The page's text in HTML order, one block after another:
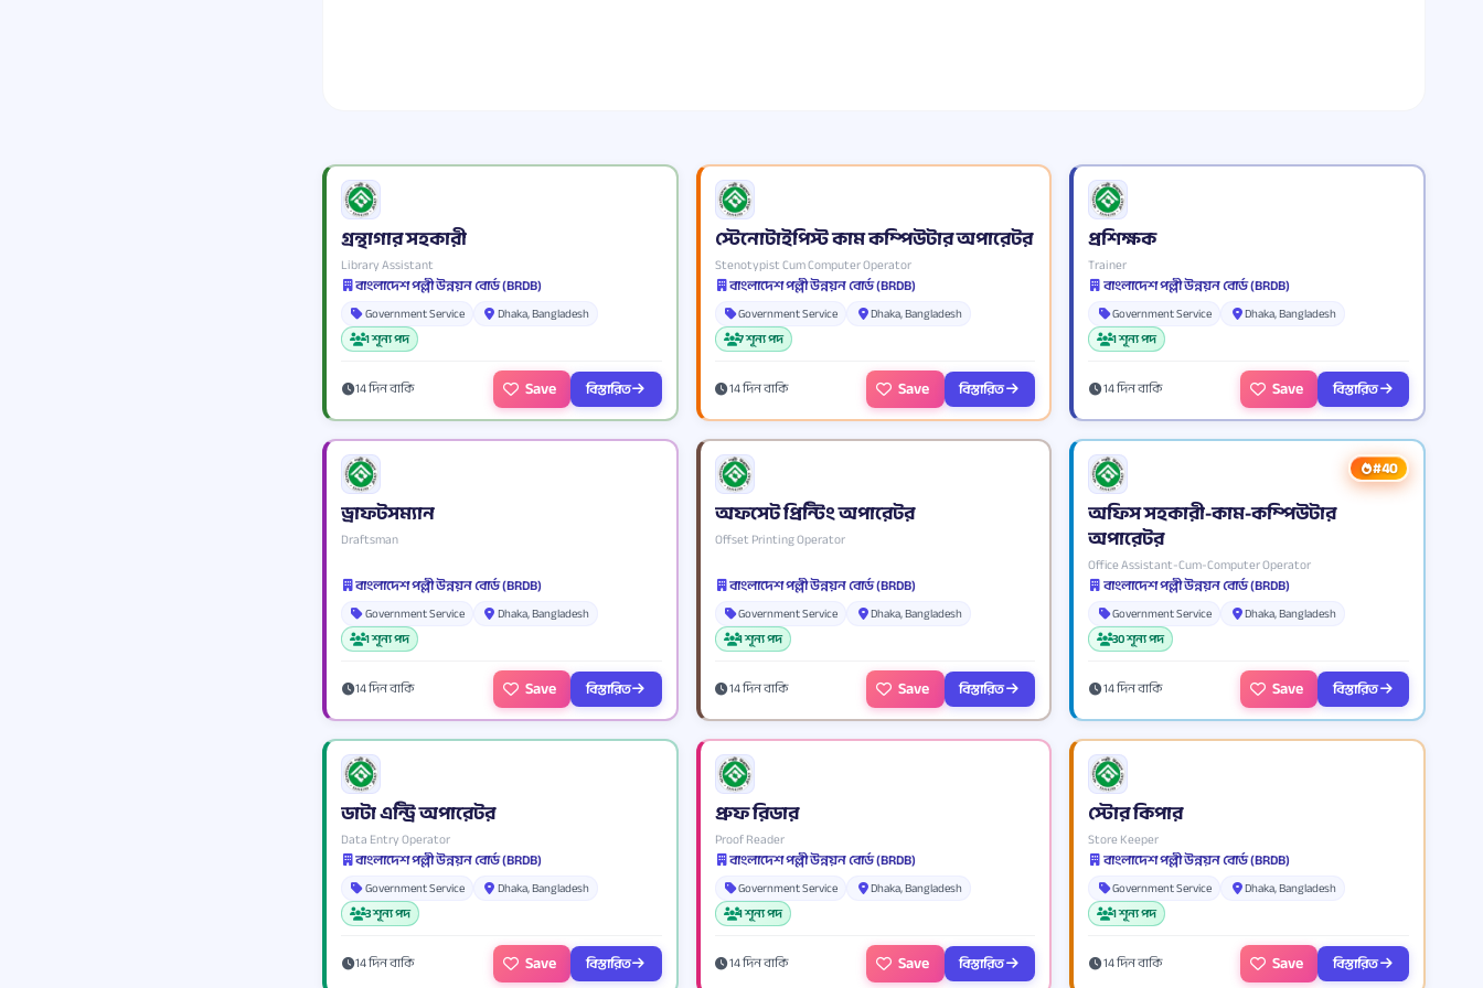
গ্রন্থাগার সহকারী
Library Assistant
বাংলাদেশ পল্লী উন্নয়ন বোর্ড (BRDB)
Government Service
Dhaka, Bangladesh
1 শূন্য পদ
14 দিন বাকি Save বিস্তারিত
স্টেনোটাইপিস্ট কাম কম্পিউটার অপারেটর
Stenotypist Cum Computer Operator
বাংলাদেশ পল্লী উন্নয়ন বোর্ড (BRDB)
Government Service
Dhaka, Bangladesh
7 শূন্য পদ
14 দিন বাকি Save বিস্তারিত
প্রশিক্ষক
Trainer
বাংলাদেশ পল্লী উন্নয়ন বোর্ড (BRDB)
Government Service
Dhaka, Bangladesh
1 শূন্য পদ
14 দিন বাকি Save বিস্তারিত
ড্রাফটসম্যান
Draftsman
বাংলাদেশ পল্লী উন্নয়ন বোর্ড (BRDB)
Government Service
Dhaka, Bangladesh
1 শূন্য পদ
14 দিন বাকি Save বিস্তারিত
অফসেট প্রিন্টিং অপারেটর
Offset Printing Operator
বাংলাদেশ পল্লী উন্নয়ন বোর্ড (BRDB)
Government Service
Dhaka, Bangladesh
1 শূন্য পদ
14 দিন বাকি Save বিস্তারিত
#40
অফিস সহকারী-কাম-কম্পিউটার
অপারেটর
Office Assistant-Cum-Computer Operator
বাংলাদেশ পল্লী উন্নয়ন বোর্ড (BRDB)
Government Service
Dhaka, Bangladesh
30 শূন্য পদ
14 দিন বাকি Save বিস্তারিত
ডাটা এন্ট্রি অপারেটর
Data Entry Operator
বাংলাদেশ পল্লী উন্নয়ন বোর্ড (BRDB)
Government Service
Dhaka, Bangladesh
3 শূন্য পদ
14 দিন বাকি Save বিস্তারিত
প্রুফ রিডার
Proof Reader
বাংলাদেশ পল্লী উন্নয়ন বোর্ড (BRDB)
Government Service
Dhaka, Bangladesh
1 শূন্য পদ
14 দিন বাকি Save বিস্তারিত
স্টোর কিপার
Store Keeper
বাংলাদেশ পল্লী উন্নয়ন বোর্ড (BRDB)
Government Service
Dhaka, Bangladesh
1 শূন্য পদ
14 দিন বাকি Save বিস্তারিত